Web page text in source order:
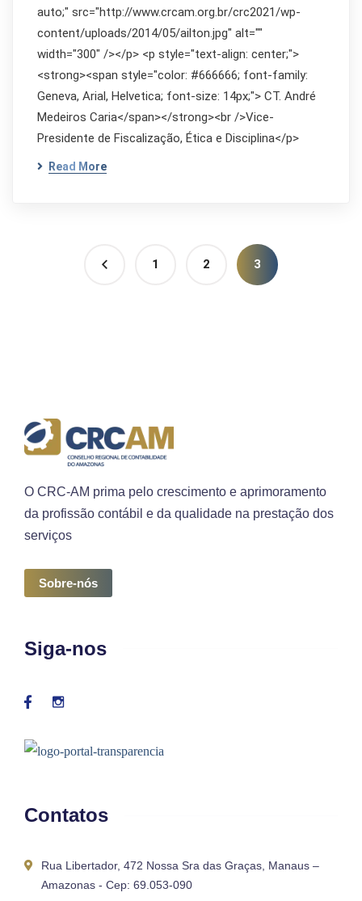
auto;" src="http://www.crcam.org.br/crc2021/wp-
content/uploads/2014/05/ailton.jpg" alt=""
width="300" /></p> <p style="text-align: center;">
<strong><span style="color: #666666; font-family:
Geneva, Arial, Helvetica; font-size: 14px;"> CT. André
Medeiros Caria</span></strong><br />Vice-
Presidente de Fiscalização, Ética e Disciplina</p>
Read More
1 2 3
O CRC-AM prima pelo crescimento e aprimoramento
da profissão contábil e da qualidade na prestação dos
serviços
Sobre-nós
Siga-nos
Contatos
Rua Libertador, 472 Nossa Sra das Graças, Manaus –
Amazonas - Cep: 69.053-090